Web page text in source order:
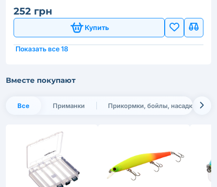
252 грн
Купить
Показать все 18
Вместе покупают
Все Приманки Прикормки, бойлы, насадки